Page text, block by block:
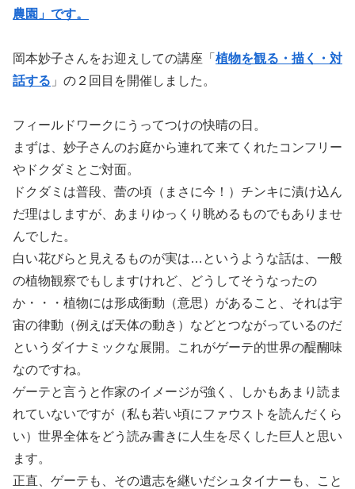
農園」です。
岡本妙子さんをお迎えしての講座「 植物を観る・描く・対
話する 」の２回目を開催しました。
フィールドワークにうってつけの快晴の日。
まずは、妙子さんのお庭から連れて来てくれたコンフリー
やドクダミとご対面。
ドクダミは普段、蕾の頃（まさに今！）チンキに漬け込ん
だ理はしますが、あまりゆっくり眺めるものでもありませ
んでした。
白い花びらと見えるものが実は…というような話は、一般
の植物観察でもしますけれど、どうしてそうなったの
か・・・植物には形成衝動（意思）があること、それは宇
宙の律動（例えば天体の動き）などとつながっているのだ
というダイナミックな展開。これがゲーテ的世界の醍醐味
なのですね。
ゲーテと言うと作家のイメージが強く、しかもあまり読ま
れていないですが（私も若い頃にファウストを読んだくら
い）世界全体をどう読み書きに人生を尽くした巨人と思い
ます。
正直、ゲーテも、その遺志を継いだシュタイナーも、こと